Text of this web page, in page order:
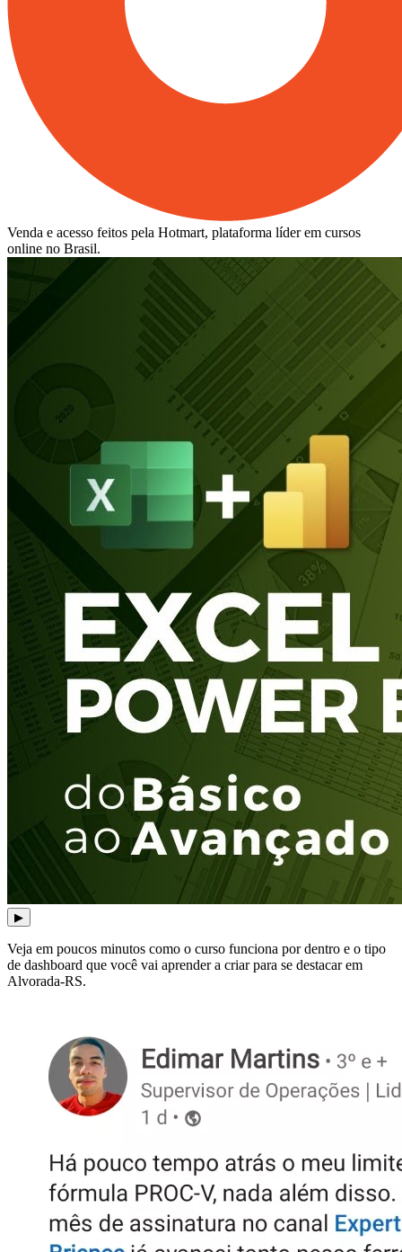
Venda e acesso feitos pela Hotmart, plataforma líder em cursos
online no Brasil.
▶
Veja em poucos minutos como o curso funciona por dentro e o tipo
de dashboard que você vai aprender a criar para se destacar em
Alvorada-RS.